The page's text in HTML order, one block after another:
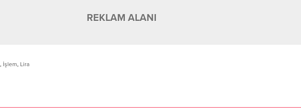
REKLAM ALANI
, İşlem, Lira